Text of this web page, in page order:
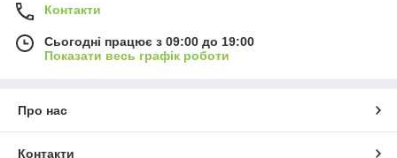
Контакти
Сьогодні працює з 09:00 до 19:00
Показати весь графік роботи
Про нас
Контакти